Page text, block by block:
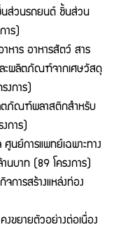
นส่วนรถยนต์ ชิ้นส่วน
าร)
ร อาหารสัตว์ สาร
ะผลิตภัณฑ์จากเศษวัสดุ
งการ)
ณฑ์พลาสติกสำหรับ
การ)
การแพทย์เฉพาะทาง
นบาท (89 โครงการ)
ารสร้างแหล่งท่อง
งขยายตัวอย่างต่อเนื่อง